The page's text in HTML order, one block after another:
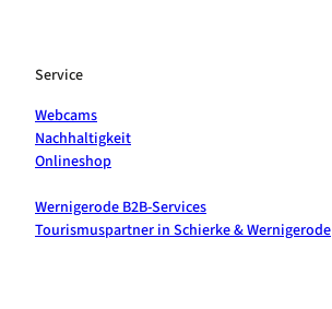
Service
Webcams
Nachhaltigkeit
Onlineshop
Wernigerode B2B-Services
Tourismuspartner in Schierke & Wernigerode